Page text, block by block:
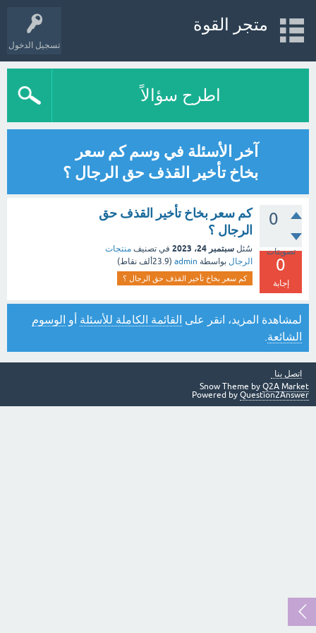
تسجيل الدخول
متجر القوة
اطرح سؤالاً
آخر الأسئلة في وسم كم سعر
بخاخ تأخير القذف حق الرجال ؟
0
تصويتات
0
إجابة
كم سعر بخاخ تأخير القذف حق
الرجال ؟
سُئل سبتمبر 24، 2023 في تصنيف منتجات
الرجال بواسطة admin
(23.9ألف نقاط)
كم سعر بخاخ تأخير القذف حق الرجال ؟
لمشاهدة المزيد، انقر على القائمة الكاملة للأسئلة أو الوسوم
الشائعة
اتصل بنا
Snow Theme by Q2A Market
Powered by Question2Answer